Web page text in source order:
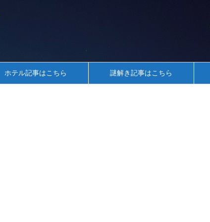
ホテル記事はこちら 謎解き記事はこちら